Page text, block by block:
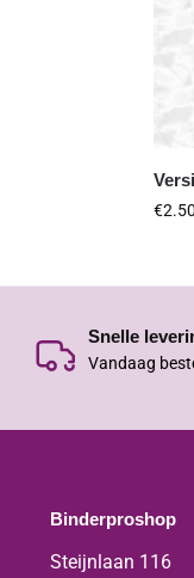
€2.50
Snelle
Vandaag
Binderproshop
Steijnlaan 116